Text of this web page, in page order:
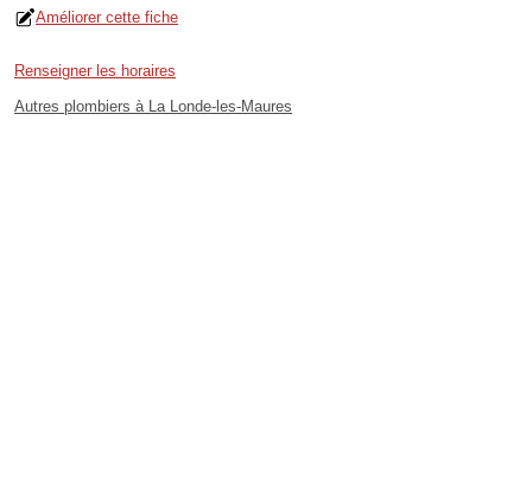
Améliorer cette fiche
Renseigner les horaires
Autres plombiers à La Londe-les-Maures